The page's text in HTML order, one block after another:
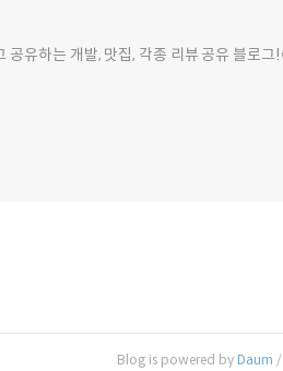
공유하는 개발, 맛집, 각종 리뷰 공유 블로그
Blog is powered by Daum